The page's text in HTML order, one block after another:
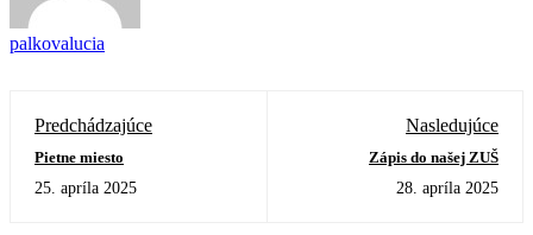
palkovalucia
Predchádzajúce
Pietne miesto
25. apríla 2025
Nasledujúce
Zápis do našej ZUŠ
28. apríla 2025